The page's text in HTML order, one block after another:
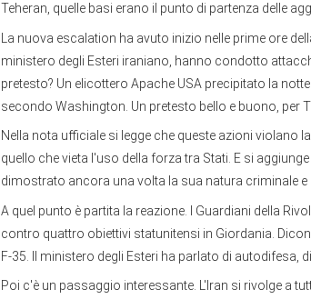
Teheran, quelle basi erano il punto di partenza delle
La nuova escalation ha avuto inizio nelle prime ore
ministero degli Esteri iraniano, hanno condotto
pretesto? Un elicottero Apache USA precipitato la
secondo Washington. Un pretesto bello e buono, per
Nella nota ufficiale si legge che queste azioni violano
quello che vieta l'uso della forza tra Stati. E si
dimostrato ancora una volta la sua natura criminale e
A quel punto è partita la reazione. I Guardiani della
contro quattro obiettivi statunitensi in Giordania.
F-35. Il ministero degli Esteri ha parlato di autodifesa,
Poi c'è un passaggio interessante. L'Iran si rivolge a